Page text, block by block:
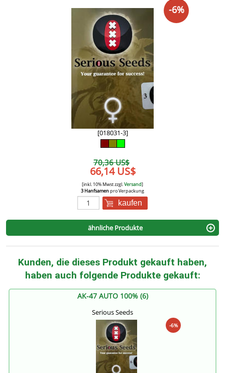
[018031-3]
70,36 US$
66,14 US$
[inkl. 10% Mwst zzgl.Versand]
3 Hanfsamenpro Verpackung
kaufen
-6%
ähnliche Produkte
Kunden, die dieses Produkt gekauft haben,
haben auch folgende Produkte gekauft:
AK-47 AUTO 100% (6)
Serious Seeds
-6%